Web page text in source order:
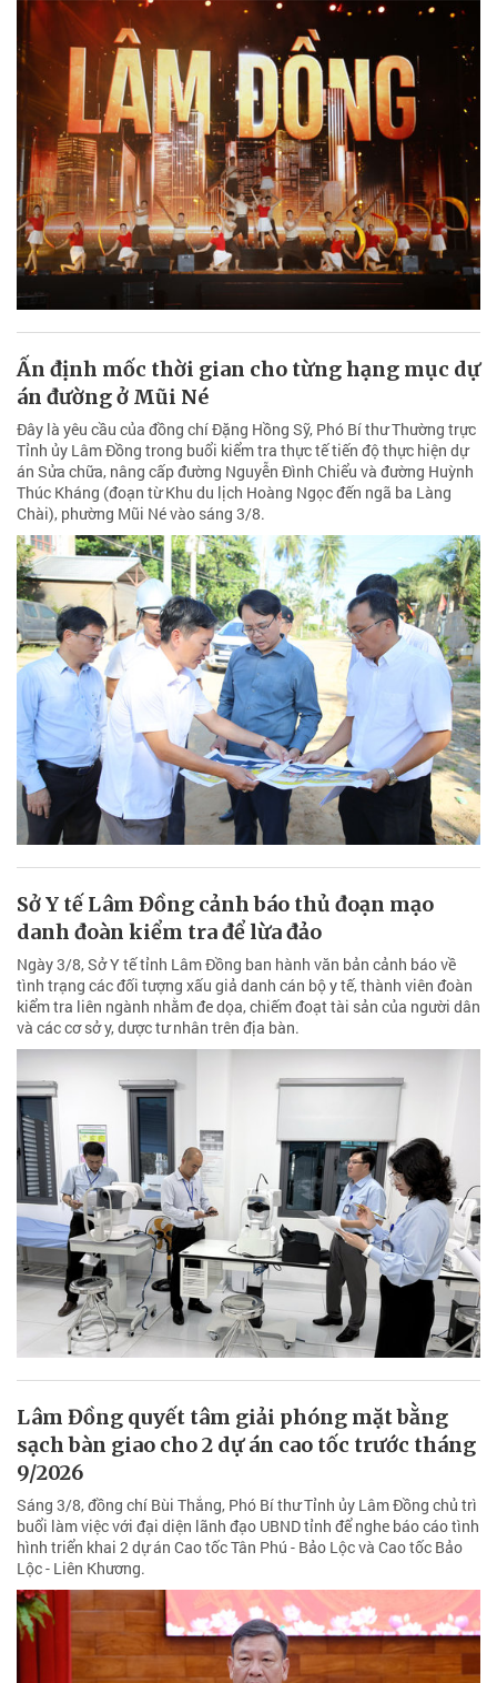
Ấn định mốc thời gian cho từng hạng mục dự
án đường ở Mũi Né
Đây là yêu cầu của đồng chí Đặng Hồng Sỹ, Phó Bí thư Thường trực
Tỉnh ủy Lâm Đồng trong buổi kiểm tra thực tế tiến độ thực hiện dự
án Sửa chữa, nâng cấp đường Nguyễn Đình Chiểu và đường Huỳnh
Thúc Kháng (đoạn từ Khu du lịch Hoàng Ngọc đến ngã ba Làng
Chài), phường Mũi Né vào sáng 3/8.
Sở Y tế Lâm Đồng cảnh báo thủ đoạn mạo
danh đoàn kiểm tra để lừa đảo
Ngày 3/8, Sở Y tế tỉnh Lâm Đồng ban hành văn bản cảnh báo về
tình trạng các đối tượng xấu giả danh cán bộ y tế, thành viên đoàn
kiểm tra liên ngành nhằm đe dọa, chiếm đoạt tài sản của người dân
và các cơ sở y, dược tư nhân trên địa bàn.
Lâm Đồng quyết tâm giải phóng mặt bằng
sạch bàn giao cho 2 dự án cao tốc trước tháng
9/2026
Sáng 3/8, đồng chí Bùi Thắng, Phó Bí thư Tỉnh ủy Lâm Đồng chủ trì
buổi làm việc với đại diện lãnh đạo UBND tỉnh để nghe báo cáo tình
hình triển khai 2 dự án Cao tốc Tân Phú - Bảo Lộc và Cao tốc Bảo
Lộc - Liên Khương.